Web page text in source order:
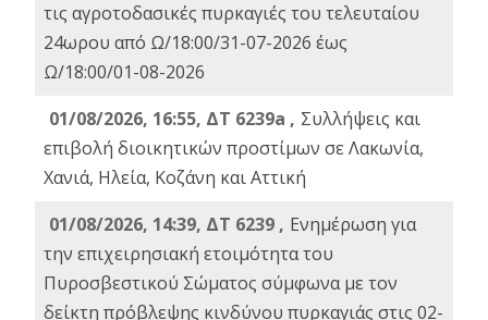
τις αγροτοδασικές πυρκαγιές του τελευταίου
24ωρου από Ω/18:00/31-07-2026 έως
Ω/18:00/01-08-2026
01/08/2026, 16:55, ΔΤ 6239a , Συλλήψεις και
επιβολή διοικητικών προστίμων σε Λακωνία,
Χανιά, Ηλεία, Κοζάνη και Αττική
01/08/2026, 14:39, ΔΤ 6239 , Ενημέρωση για
την επιχειρησιακή ετοιμότητα του
Πυροσβεστικού Σώματος σύμφωνα με τον
δείκτη πρόβλεψης κινδύνου πυρκαγιάς στις 02-